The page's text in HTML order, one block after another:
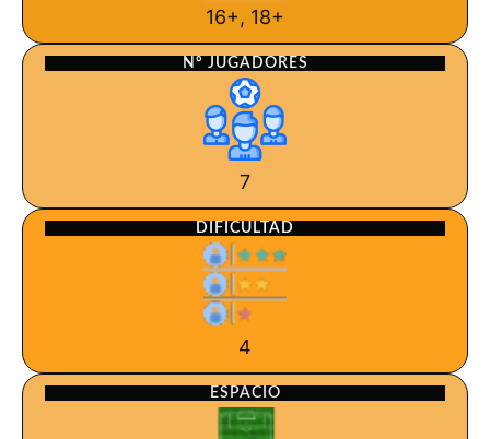
16+, 18+
Nº JUGADORES
7
DIFICULTAD
4
ESPACIO